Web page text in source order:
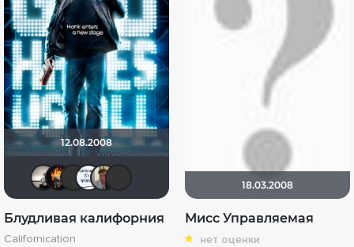
12.08.2008
Рижанка
DeoniSG85
Schurikstein
Egor[UA]
Shafikoff
ЖЕКА БАУНТИ
Блудливая калифорния
Californication
18.03.2008
Мисс Управляемая
нет оценки